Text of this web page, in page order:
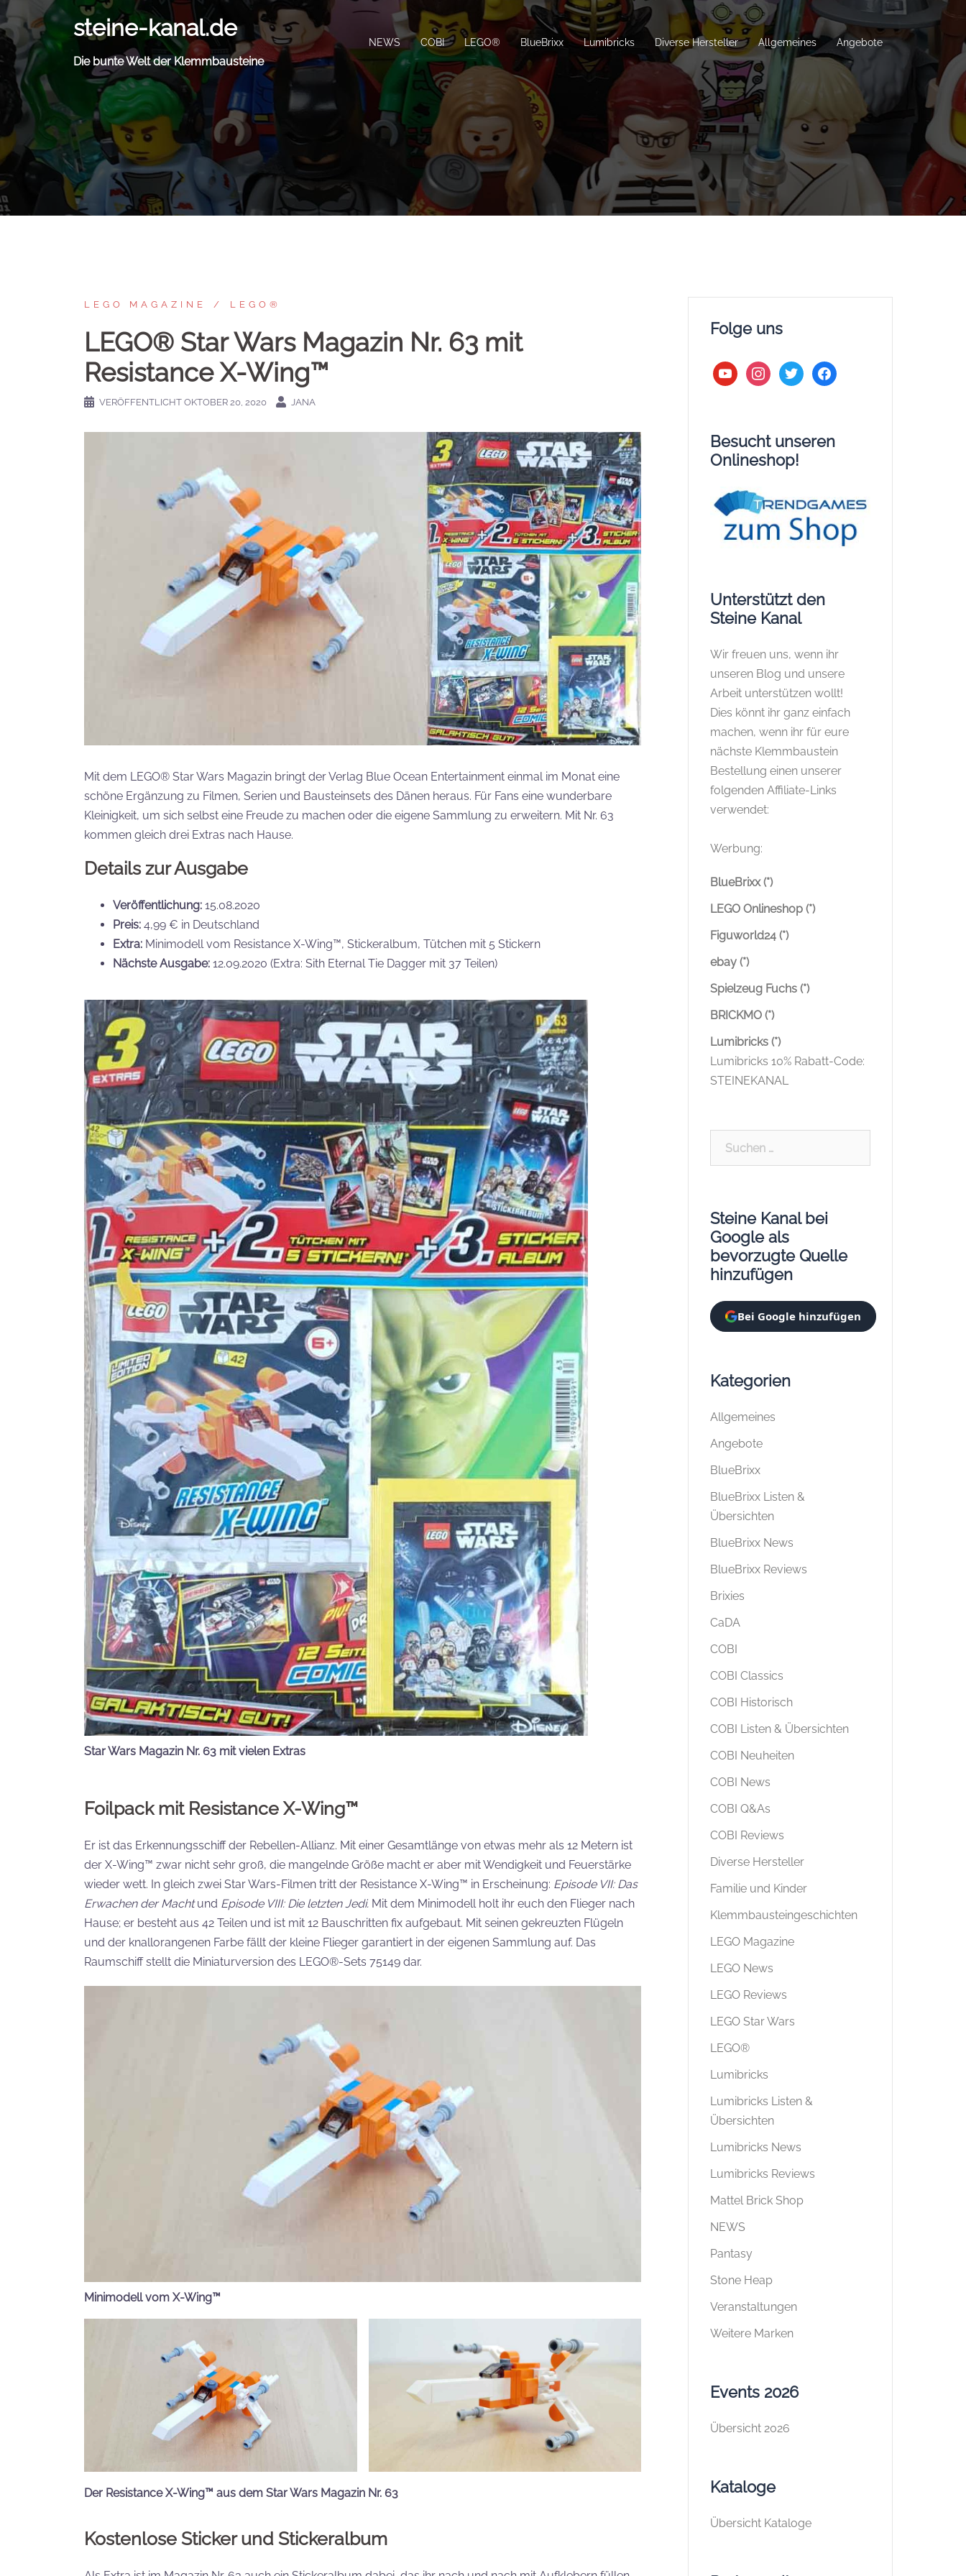
Zum
Inhalt
springen
steine-kanal.de
Die bunte Welt der Klemmbausteine
NEWS COBI LEGO® BlueBrixx Lumibricks Diverse Hersteller Allgemeines Angebote
LEGO MAGAZINE LEGO®
LEGO® Star Wars Magazin Nr. 63 mit
Resistance X-Wing™
VERÖFFENTLICHT OKTOBER 20, 2020 JANA
Mit dem LEGO® Star Wars Magazin bringt der Verlag Blue Ocean Entertainment einmal im Monat eine
schöne Ergänzung zu Filmen, Serien und Bausteinsets des Dänen heraus. Für Fans eine wunderbare
Kleinigkeit, um sich selbst eine Freude zu machen oder die eigene Sammlung zu erweitern. Mit Nr. 63
kommen gleich drei Extras nach Hause.
Details zur Ausgabe
Veröffentlichung: 15.08.2020
Preis: 4,99 € in Deutschland
Extra: Minimodell vom Resistance X-Wing™, Stickeralbum, Tütchen mit 5 Stickern
Nächste Ausgabe: 12.09.2020 (Extra: Sith Eternal Tie Dagger mit 37 Teilen)
Star Wars Magazin Nr. 63 mit vielen Extras
Foilpack mit Resistance X-Wing™
Er ist das Erkennungsschiff der Rebellen-Allianz. Mit einer Gesamtlänge von etwas mehr als 12 Metern ist
der X-Wing™ zwar nicht sehr groß, die mangelnde Größe macht er aber mit Wendigkeit und Feuerstärke
wieder wett. In gleich zwei Star Wars-Filmen tritt der Resistance X-Wing™ in Erscheinung: Episode VII: Das
Erwachen der Machtund Episode VIII: Die letzten Jedi. Mit dem Minimodell holt ihr euch den Flieger nach
Hause; er besteht aus 42 Teilen und ist mit 12 Bauschritten fix aufgebaut. Mit seinen gekreuzten Flügeln
und der knallorangenen Farbe fällt der kleine Flieger garantiert in der eigenen Sammlung auf. Das
Raumschiff stellt die Miniaturversion des LEGO®-Sets 75149 dar.
Minimodell vom X-Wing™
Der Resistance X-Wing™ aus dem Star Wars Magazin Nr. 63
Kostenlose Sticker und Stickeralbum
Folge uns
youtubeinstagram
twitter facebook
Besucht unseren
Onlineshop!
Unterstützt den
Steine Kanal
Wir freuen uns, wenn ihr
unseren Blog und unsere
Arbeit unterstützen wollt!
Dies könnt ihr ganz einfach
machen, wenn ihr für eure
nächste Klemmbaustein
Bestellung einen unserer
folgenden Affiliate-Links
verwendet:
Werbung:
BlueBrixx (*)
LEGO Onlineshop (*)
Figuworld24 (*)
ebay (*)
Spielzeug Fuchs (*)
BRICKMO (*)
Lumibricks (*)
Lumibricks 10% Rabatt-Code:
STEINEKANAL
Steine Kanal bei
Google als
bevorzugte Quelle
hinzufügen
Bei Google hinzufügen
Kategorien
Allgemeines
Angebote
BlueBrixx
BlueBrixx Listen &
Übersichten
BlueBrixx News
BlueBrixx Reviews
Brixies
CaDA
COBI
COBI Classics
COBI Historisch
COBI Listen & Übersichten
COBI Neuheiten
COBI News
COBI Q&As
COBI Reviews
Diverse Hersteller
Familie und Kinder
Klemmbausteingeschichten
LEGO Magazine
LEGO News
LEGO Reviews
LEGO Star Wars
LEGO®
Lumibricks
Lumibricks Listen &
Übersichten
Lumibricks News
Lumibricks Reviews
Mattel Brick Shop
NEWS
Pantasy
Stone Heap
Veranstaltungen
Weitere Marken
Events 2026
Übersicht 2026
Kataloge
Übersicht Kataloge